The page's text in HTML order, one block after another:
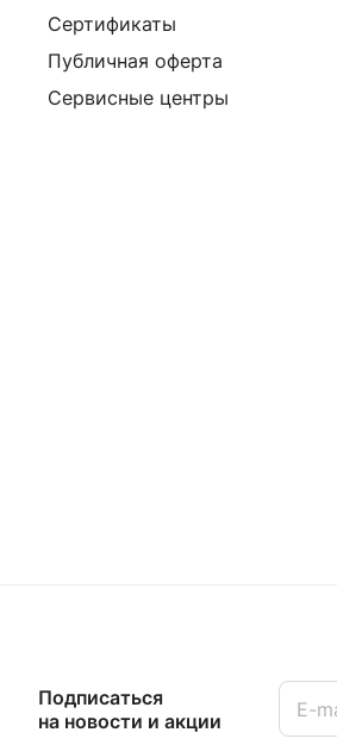
Сертификаты
Публичная оферта
Сервисные центры
Подписаться
на новости и акции